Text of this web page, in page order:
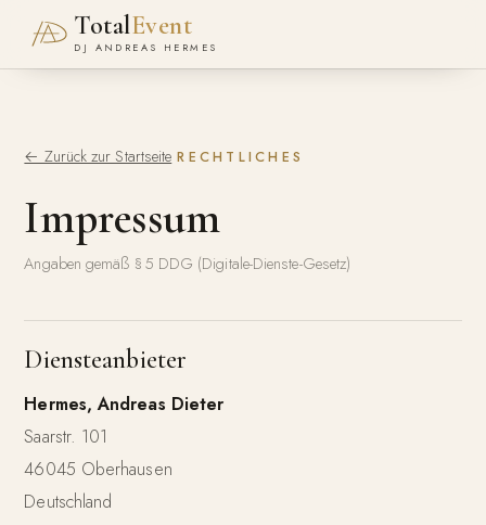
TotalEvent
DJ ANDREAS HERMES
← Zurück zur Startseite RECHTLICHES
Impressum
Angaben gemäß § 5 DDG (Digitale-Dienste-Gesetz)
Diensteanbieter
Hermes, Andreas Dieter
Saarstr. 101
46045 Oberhausen
Deutschland